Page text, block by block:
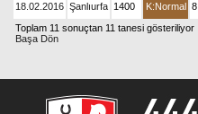
18.02.2016 Şanlıurfa 1400 K:Normal 8
Toplam 11 sonuçtan 11 tanesi gösteriliyor
Başa Dön